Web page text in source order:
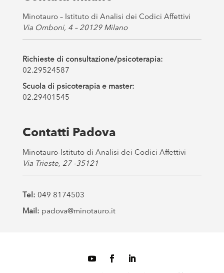
*
Minotauro – Istituto di Analisi dei Codici Affettivi
Via Omboni, 4 – 20129 Milano
Richieste di consultazione/psicoterapia:
02.29524587
Scuola di psicoterapia e master:
02.29401545
Contatti Padova
Minotauro-Istituto di Analisi dei Codici Affettivi
Via Trieste, 27 -35121
Tel: 049 8174503
Mail: padova@minotauro.it